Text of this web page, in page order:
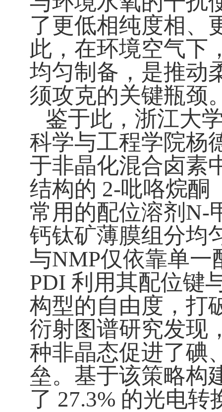
了更低相纯度相、
此，在环境空气下
均匀制备，是推动
须攻克的关键瓶颈
鉴于此，浙江大
科学与工程学院杨
于非晶化混合卤素
结构的 2-吡咯烷酮
常用的配位溶剂 N-
钙钛矿薄膜组分均
与NMP仅依靠单一
PDI 利用其配位键
构型的自由度，打
衍射图谱研究发现
种非晶态促进了碘
垒。基于该策略构
了 27.3% 的光电转